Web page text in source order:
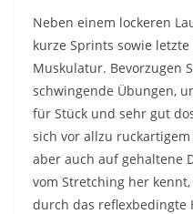
Neben einem lockeren
kurze Sprints sowie
Muskulatur. Bevorzugen
schwingende Übungen,
für Stück und sehr gut
sich vor allzu
aber auch auf gehaltene
vom Stretching her
durch das